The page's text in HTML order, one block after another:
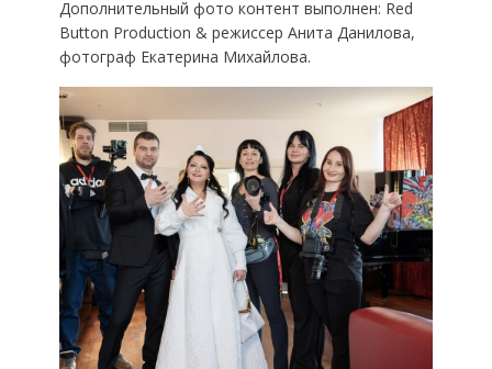
Дополнительный фото контент выполнен: Red
Button Production & режиссер Анита Данилова,
фотограф Екатерина Михайлова.